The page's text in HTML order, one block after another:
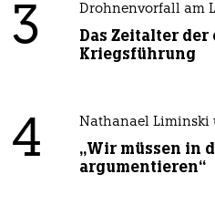
3 Drohnenvorfall am
Das Zeitalter
Kriegsführung
4 Nathanael Liminski
„Wir müssen in
argumentieren“